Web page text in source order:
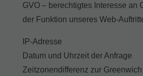
GVO – berechtigtes Interesse an
der Funktion unseres Web-
IP-Adresse
Datum und Uhrzeit der Anfrage
Zeitzonendifferenz zur